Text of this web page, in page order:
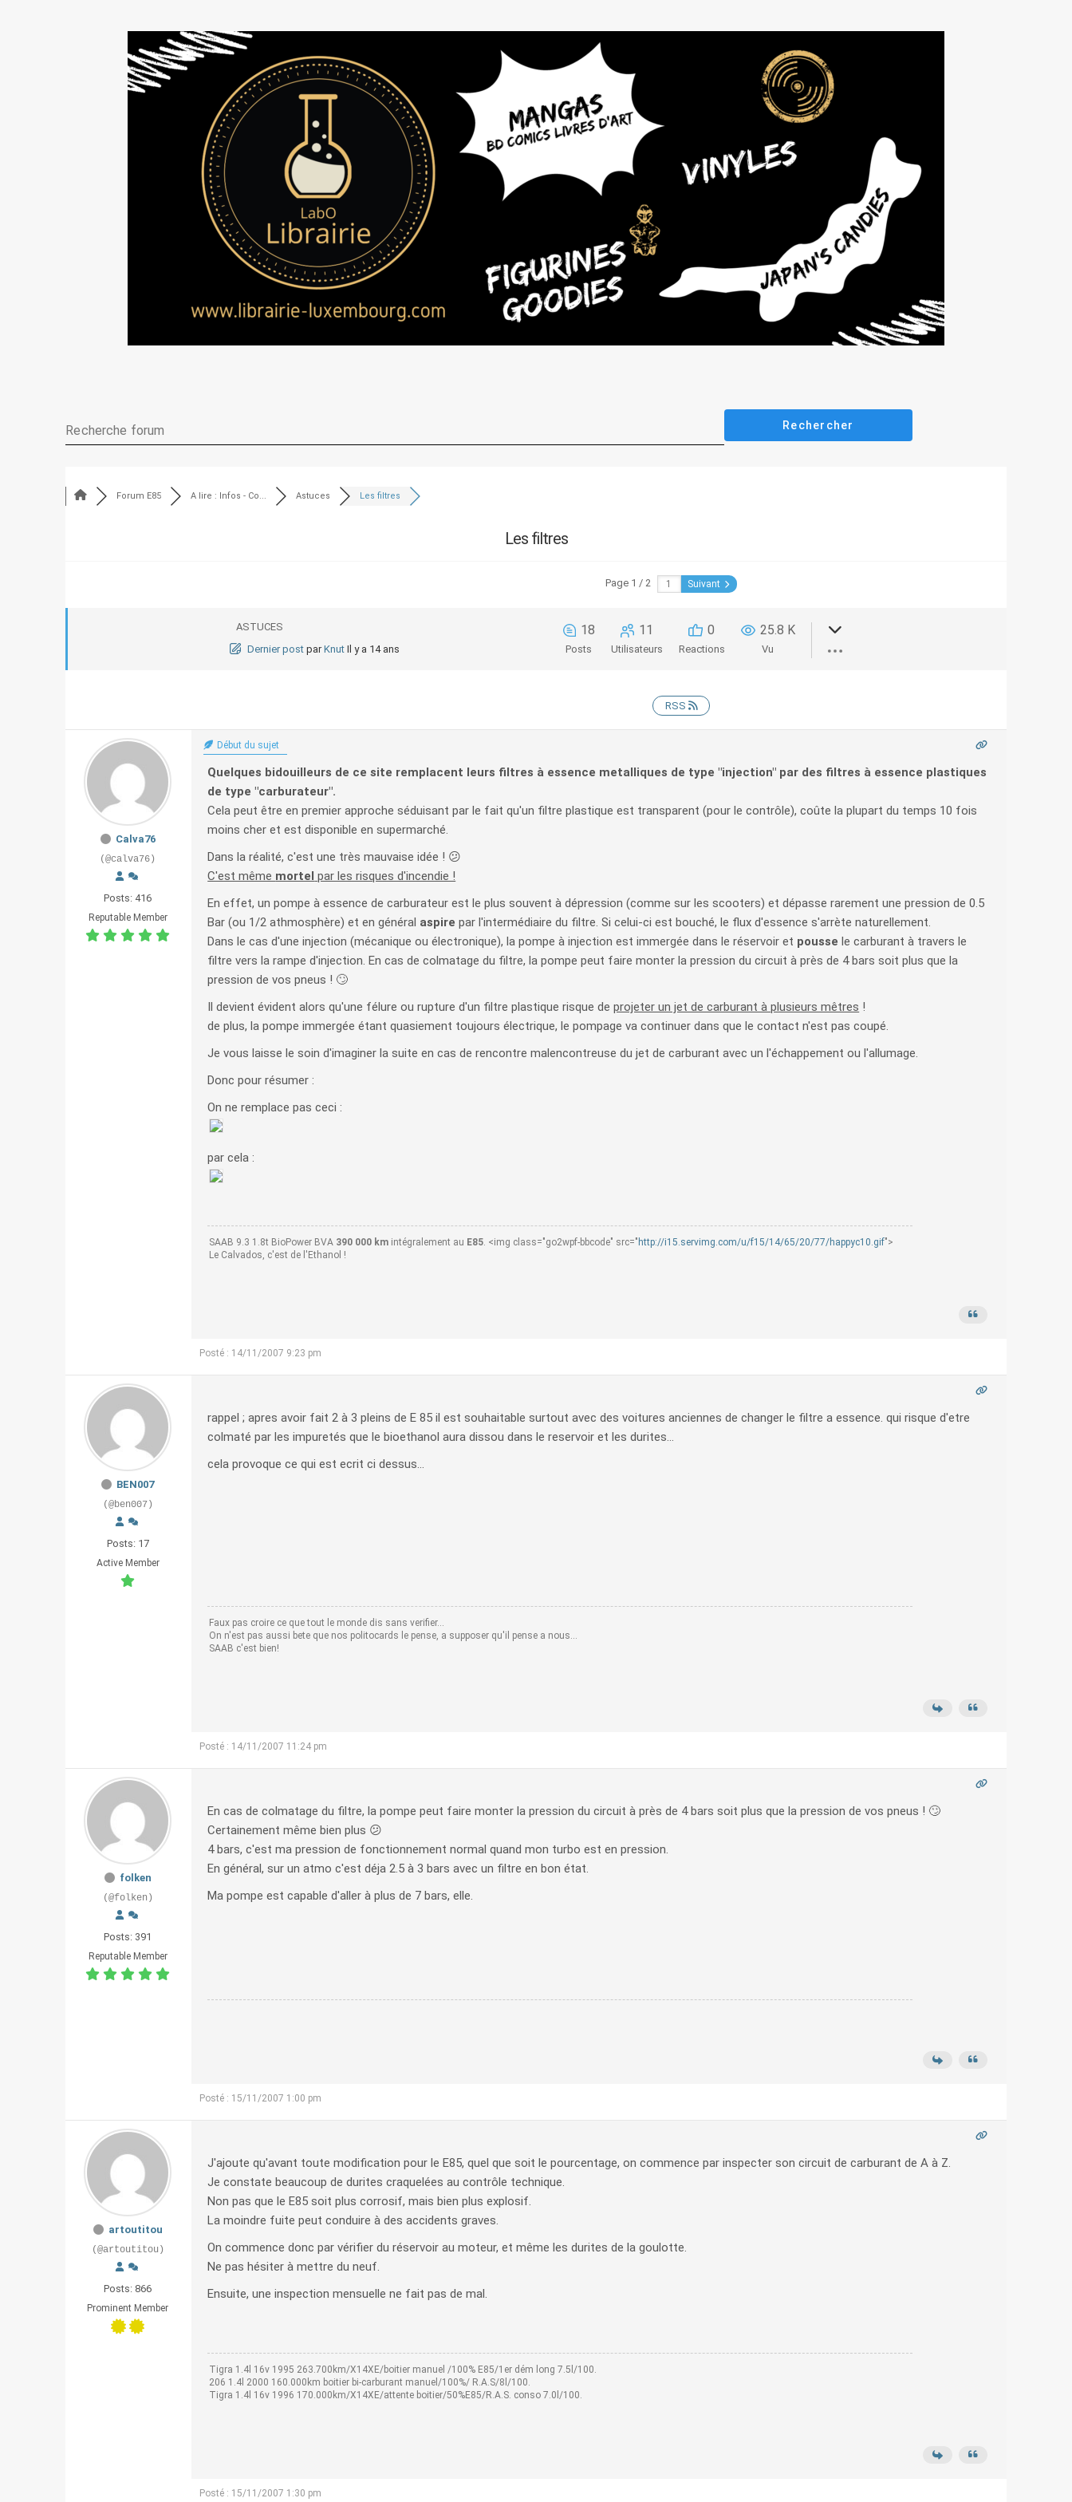
Forum E85 A lire : Infos - Co... Astuces Les filtres
Les filtres
Page 1 / 2 Suivant
ASTUCES
Dernier post par Knut Il y a 14 ans
18
Posts
11
Utilisateurs
0
Reactions
25.8 K
Vu
RSS
Calva76
(@calva76)
Posts: 416
Reputable Member
Début du sujet
Quelques bidouilleurs de ce site remplacent leurs filtres à essence metalliques de type "injection" par des filtres à essence plastiques
de type "carburateur".
Cela peut être en premier approche séduisant par le fait qu'un filtre plastique est transparent (pour le contrôle), coûte la plupart du temps 10 fois
moins cher et est disponible en supermarché.
Dans la réalité, c'est une très mauvaise idée ! 😕
C'est même mortel par les risques d'incendie !
En effet, un pompe à essence de carburateur est le plus souvent à dépression (comme sur les scooters) et dépasse rarement une pression de 0.5
Bar (ou 1/2 athmosphère) et en général aspire par l'intermédiaire du filtre. Si celui-ci est bouché, le flux d'essence s'arrète naturellement.
Dans le cas d'une injection (mécanique ou électronique), la pompe à injection est immergée dans le réservoir et pousse le carburant à travers le
filtre vers la rampe d'injection. En cas de colmatage du filtre, la pompe peut faire monter la pression du circuit à près de 4 bars soit plus que la
pression de vos pneus ! 🙄
Il devient évident alors qu'une félure ou rupture d'un filtre plastique risque deprojeter un jet de carburant à plusieurs mêtres !
de plus, la pompe immergée étant quasiement toujours électrique, le pompage va continuer dans que le contact n'est pas coupé.
Je vous laisse le soin d'imaginer la suite en cas de rencontre malencontreuse du jet de carburant avec un l'échappement ou l'allumage.
Donc pour résumer :
On ne remplace pas ceci :
par cela :
SAAB 9.3 1.8t BioPower BVA 390 000 km intégralement au E85. <img class="go2wpf-bbcode" src=" http://i15.servimg.com/u/f15/14/65/20/77/happyc10.gif">
Le Calvados, c'est de l'Ethanol !
Posté : 14/11/2007 9:23 pm
BEN007
(@ben007)
Posts: 17
Active Member
rappel ; apres avoir fait 2 à 3 pleins de E 85 il est souhaitable surtout avec des voitures anciennes de changer le filtre a essence. qui risque d'etre
colmaté par les impuretés que le bioethanol aura dissou dans le reservoir et les durites...
cela provoque ce qui est ecrit ci dessus...
Faux pas croire ce que tout le monde dis sans verifier...
On n'est pas aussi bete que nos politocards le pense, a supposer qu'il pense a nous...
SAAB c'est bien!
Posté : 14/11/2007 11:24 pm
folken
(@folken)
Posts: 391
Reputable Member
En cas de colmatage du filtre, la pompe peut faire monter la pression du circuit à près de 4 bars soit plus que la pression de vos pneus ! 🙄
Certainement même bien plus 😕
4 bars, c'est ma pression de fonctionnement normal quand mon turbo est en pression.
En général, sur un atmo c'est déja 2.5 à 3 bars avec un filtre en bon état.
Ma pompe est capable d'aller à plus de 7 bars, elle.
Posté : 15/11/2007 1:00 pm
artoutitou
(@artoutitou)
Posts: 866
Prominent Member
J'ajoute qu'avant toute modification pour le E85, quel que soit le pourcentage, on commence par inspecter son circuit de carburant de A à Z.
Je constate beaucoup de durites craquelées au contrôle technique.
Non pas que le E85 soit plus corrosif, mais bien plus explosif.
La moindre fuite peut conduire à des accidents graves.
On commence donc par vérifier du réservoir au moteur, et même les durites de la goulotte.
Ne pas hésiter à mettre du neuf.
Ensuite, une inspection mensuelle ne fait pas de mal.
Tigra 1.4l 16v 1995 263.700km/X14XE/boitier manuel /100% E85/1er dém long 7.5l/100.
206 1.4l 2000 160.000km boitier bi-carburant manuel/100%/ R.A.S/8l/100.
Tigra 1.4l 16v 1996 170.000km/X14XE/attente boitier/50%E85/R.A.S. conso 7.0l/100.
Posté : 15/11/2007 1:30 pm